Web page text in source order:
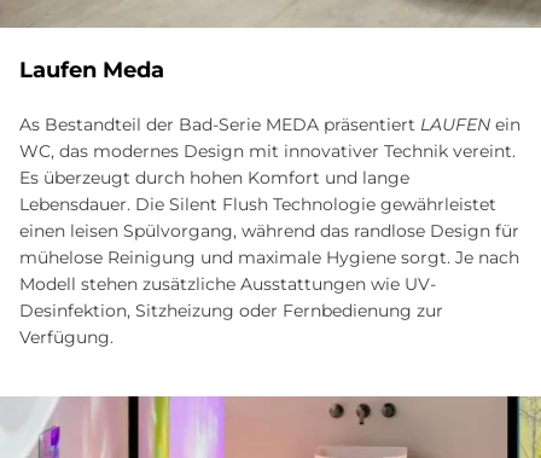
Lau­fen Meda
As Bestandteil der Bad-Serie MEDA präsentiert LAUFEN ein
WC, das modernes Design mit innovativer Technik vereint.
Es überzeugt durch hohen Komfort und lange
Lebensdauer. Die Silent Flush Technologie gewährleistet
einen leisen Spülvorgang, während das randlose Design für
mühelose Reinigung und maximale Hygiene sorgt. Je nach
Modell stehen zusätzliche Ausstattungen wie UV-
Desinfektion, Sitzheizung oder Fernbedienung zur
Verfügung.